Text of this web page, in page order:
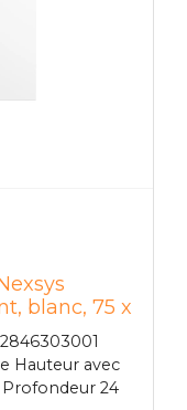
blanc, 75 x
Nexsys sol
Hauteur avec
24